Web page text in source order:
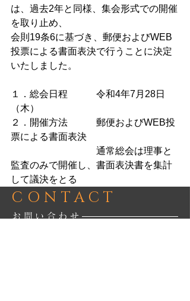
は、過去2年と同様、集会形式での開催
を取り止め、
会則19条6に基づき、郵便およびWEB
投票による書面表決で行うことに決定
いたしました。
１．総会日程　　　令和4年7月28日
（木）
２．開催方法　　　郵便およびWEB投
票による書面表決
通常総会は理事と
監査のみで開催し、書面表決書を集計
して議決をとる
CONTACT
お問い合わせ